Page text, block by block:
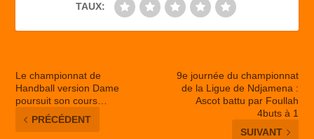
TAUX:
Le championnat de
Handball version Dame
poursuit son cours…
PRÉCÉDENT
9e journée du championnat
de la Ligue de Ndjamena :
Ascot battu par Foullah
4buts à 1
SUIVANT